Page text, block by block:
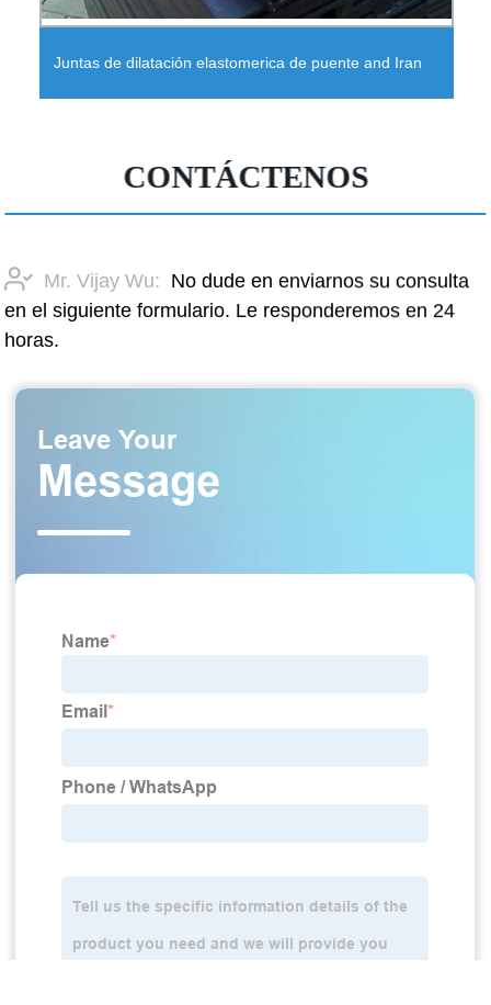
Juntas de dilatación elastomerica de puente and Iran
CONTÁCTENOS
Mr. Vijay Wu: No dude en enviarnos su consulta
en el siguiente formulario. Le responderemos en 24
horas.